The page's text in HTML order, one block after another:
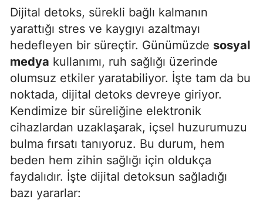
Kahramanmaraş
Mardin
Muğla
Muş
Nevşehir
Niğde
Ordu
Dijital detoks, sürekli bağlı kalmanın
yarattığı stres ve kaygıyı azaltmayı
hedefleyen bir süreçtir. Günümüzde sosyal
medya kullanımı, ruh sağlığı üzerinde
olumsuz etkiler yaratabiliyor. İşte tam da bu
noktada, dijital detoks devreye giriyor.
Kendimize bir süreliğine elektronik
cihazlardan uzaklaşarak, içsel huzurumuzu
bulma fırsatı tanıyoruz. Bu durum, hem
beden hem zihin sağlığı için oldukça
faydalıdır. İşte dijital detoksun sağladığı
bazı yararlar: